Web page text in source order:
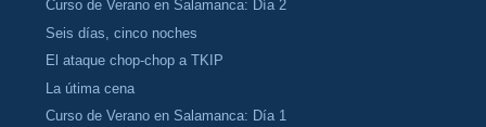
Curso de Verano en Salamanca: Día 2
Seis días, cinco noches
El ataque chop-chop a TKIP
La útima cena
Curso de Verano en Salamanca: Día 1